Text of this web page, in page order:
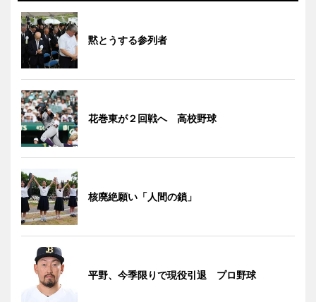
黙とうする参列者
花巻東が２回戦へ 高校野球
核廃絶願い「人間の鎖」
平野、今季限りで現役引退 プロ野球